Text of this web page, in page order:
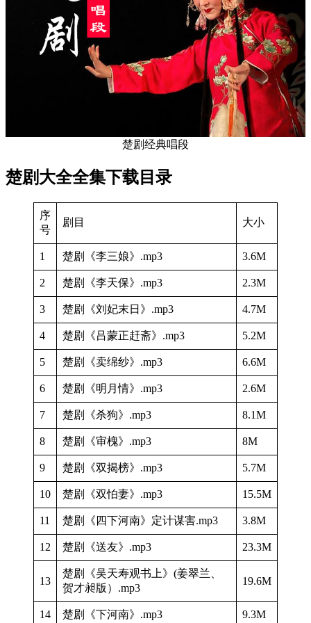
楚剧经典唱段
楚剧大全全集下载目录
序
号
剧目 大小
1 楚剧《李三娘》.mp3 3.6M
2 楚剧《李天保》.mp3 2.3M
3 楚剧《刘妃末日》.mp3 4.7M
4 楚剧《吕蒙正赶斋》.mp3 5.2M
5 楚剧《卖绵纱》.mp3 6.6M
6 楚剧《明月情》.mp3 2.6M
7 楚剧《杀狗》.mp3 8.1M
8 楚剧《审槐》.mp3 8M
9 楚剧《双揭榜》.mp3 5.7M
10 楚剧《双怕妻》.mp3 15.5M
11 楚剧《四下河南》定计谋害.mp3 3.8M
12 楚剧《送友》.mp3 23.3M
13
楚剧《吴天寿观书上》(姜翠兰、
贺才昶版）.mp3
19.6M
14 楚剧《下河南》.mp3 9.3M